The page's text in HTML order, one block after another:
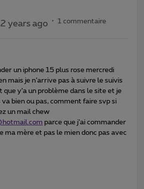
years ago 1 commentaire
un iphone 15 plus rose mercredi
mais je n’arrive pas à suivre le suivis
que y’a un problème dans le site et je
va bien ou pas, comment faire svp si
un mail chew
parce que j’ai commander
ma mère et pas le mien donc pas avec